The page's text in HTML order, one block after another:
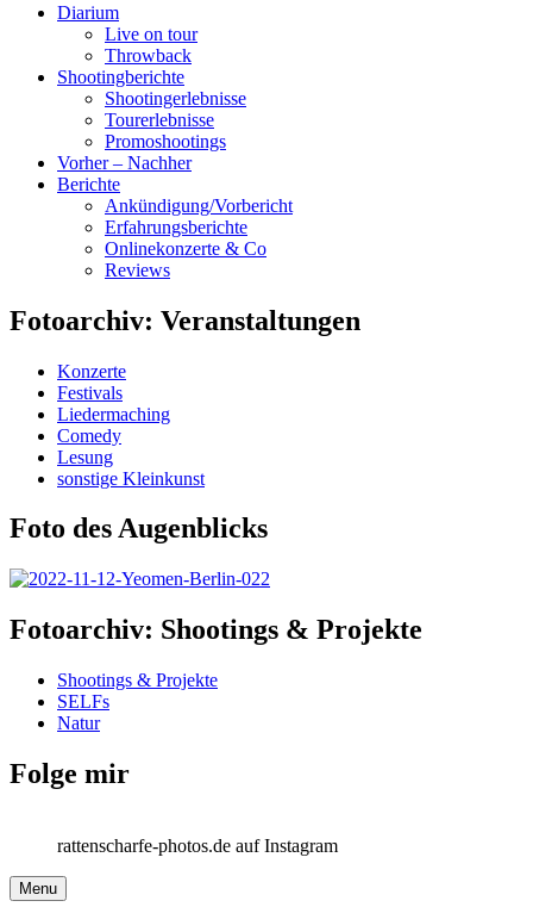
Diarium
Live on tour
Throwback
Shootingberichte
Shootingerlebnisse
Tourerlebnisse
Promoshootings
Vorher – Nachher
Berichte
Ankündigung/Vorbericht
Erfahrungsberichte
Onlinekonzerte & Co
Reviews
Fotoarchiv: Veranstaltungen
Konzerte
Festivals
Liedermaching
Comedy
Lesung
sonstige Kleinkunst
Foto des Augenblicks
Fotoarchiv: Shootings & Projekte
Shootings & Projekte
SELFs
Natur
Folge mir
rattenscharfe-photos.de auf Instagram
Menu